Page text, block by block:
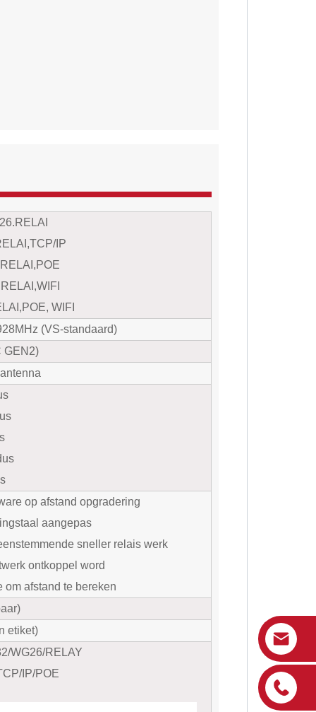
IP
WIFI
(VS-standaard)
GEN2)
op afstand opgradering
aangepas
sneller relais werk
ontkoppel word
om afstand te bereken
etiket)
WG26/RELAY
IP/POE